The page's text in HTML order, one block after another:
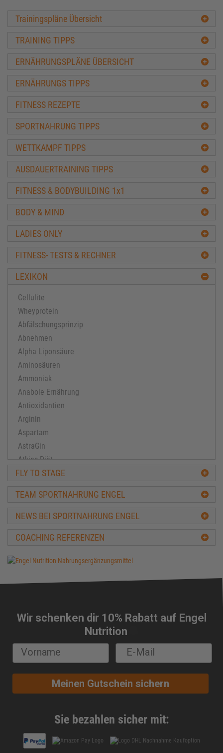
Trainingspläne Übersicht
TRAINING TIPPS
ERNÄHRUNGSPLÄNE ÜBERSICHT
ERNÄHRUNGS TIPPS
FITNESS REZEPTE
SPORTNAHRUNG TIPPS
WETTKAMPF TIPPS
AUSDAUERTRAINING TIPPS
FITNESS & BODYBUILDING 1x1
BODY & MIND
LADIES ONLY
FITNESS- TESTS & RECHNER
LEXIKON
Cellulite
Wheyprotein
Abfälschungsprinzip
Abnehmen
Alpha Liponsäure
Aminosäuren
Ammoniak
Anabole Ernährung
Antioxidantien
Arginin
Aspartam
AstraGin
Atkins Diät
Ausdauertraining
Bacillus subtilis
Ballaststoffe
Beta-Alanin
Carbs
Carnitin
Cholesterin
Chrom
Cluster Dextrin®
Conjugierte Linolsäure (CLA)
Creatin HCL
FLY TO STAGE
TEAM SPORTNAHRUNG ENGEL
NEWS BEI SPORTNAHRUNG ENGEL
COACHING REFERENZEN
Wir schenken dir 10% Rabatt auf Engel
Nutrition
Meinen Gutschein sichern
Sie bezahlen sicher mit: